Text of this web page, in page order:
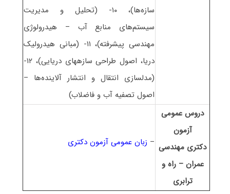
سازه‌ها)، ۱۰- (تحلیل و مدیریت
سیستم‌های منابع آب – هیدرولوژی
مهندسی پیشرفته)، ۱۱- (مبانی هیدرولیک
دریا، اصول طراحی سازههای دریایی)، ۱۲-
(مدلسازی انتقال و انتشار آلاینده‌ها –
اصول تصفیه آب و فاضلاب)
دروس عمومی
آزمون
دکتری مهندسی
عمران – راه و
ترابری
– زبان عمومی آزمون دکتری